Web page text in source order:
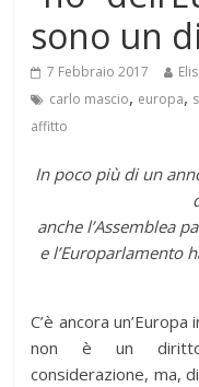
sono un
7 Febbraio 2017
carlo mascio, europa,
affitto
In poco più di un
anche l’Assemblea
e l’Europarlamento
C’è ancora
non è un diritto.
considerazione, ma,